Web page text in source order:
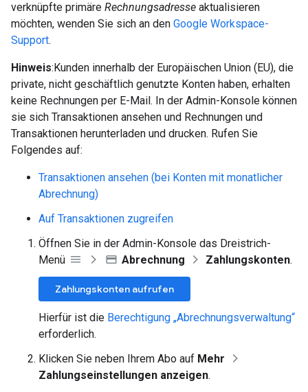
verknüpfte primäre Rechnungsadresse aktualisieren
möchten, wenden Sie sich an den Google Workspace-
Support.
Hinweis:Kunden innerhalb der Europäischen Union (EU), die
private, nicht geschäftlich genutzte Konten haben, erhalten
keine Rechnungen per E-Mail. In der Admin-Konsole können
sie sich Transaktionen ansehen und Rechnungen und
Transaktionen herunterladen und drucken. Rufen Sie
Folgendes auf:
Transaktionen ansehen (bei Konten mit monatlicher
Abrechnung)
Auf Transaktionen zugreifen
Öffnen Sie in der Admin-Konsole das Dreistrich-
Menü
Abrechnung Zahlungskonten.
Zahlungskonten aufrufen
Hierfür ist die Berechtigung „Abrechnungsverwaltung“
erforderlich.
Klicken Sie neben Ihrem Abo auf Mehr
Zahlungseinstellungen anzeigen.